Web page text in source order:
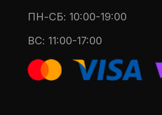
ПН-СБ: 10:00-19:00
ВС: 11:00-17:00